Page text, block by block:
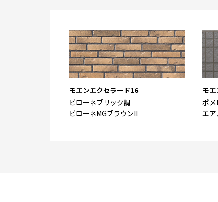
モエンエクセラード16
ビローネブリック調
ビローネMGブラウンII
モ
ポメ
エア